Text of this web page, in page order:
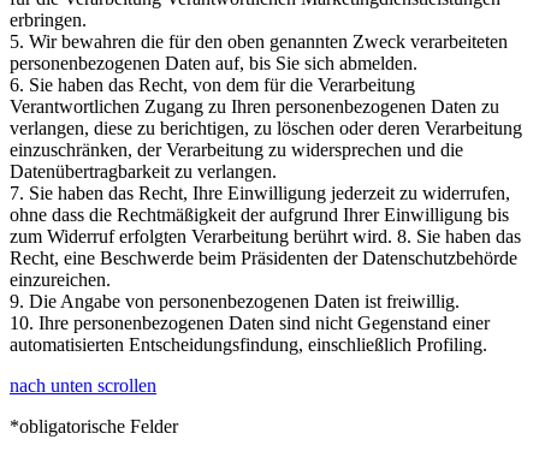
erbringen.
5. Wir bewahren die für den oben genannten Zweck verarbeiteten
personenbezogenen Daten auf, bis Sie sich abmelden.
6. Sie haben das Recht, von dem für die Verarbeitung
Verantwortlichen Zugang zu Ihren personenbezogenen Daten zu
verlangen, diese zu berichtigen, zu löschen oder deren Verarbeitung
einzuschränken, der Verarbeitung zu widersprechen und die
Datenübertragbarkeit zu verlangen.
7. Sie haben das Recht, Ihre Einwilligung jederzeit zu widerrufen,
ohne dass die Rechtmäßigkeit der aufgrund Ihrer Einwilligung bis
zum Widerruf erfolgten Verarbeitung berührt wird. 8. Sie haben das
Recht, eine Beschwerde beim Präsidenten der Datenschutzbehörde
einzureichen.
9. Die Angabe von personenbezogenen Daten ist freiwillig.
10. Ihre personenbezogenen Daten sind nicht Gegenstand einer
automatisierten Entscheidungsfindung, einschließlich Profiling.
nach unten scrollen
*obligatorische Felder